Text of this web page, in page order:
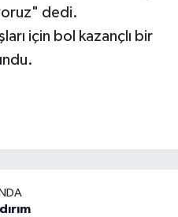
dedi.
için bol kazançlı bir